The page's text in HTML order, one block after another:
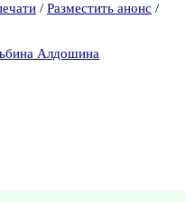
/ Разместить анонс /
Алдошина